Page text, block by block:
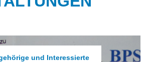
und Interessierte